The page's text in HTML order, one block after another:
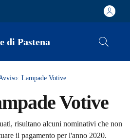
di Pastena
Lampade Votive
Votive
notizia
risultano alcuni nominativi che non
il pagamento per l'anno 2020.